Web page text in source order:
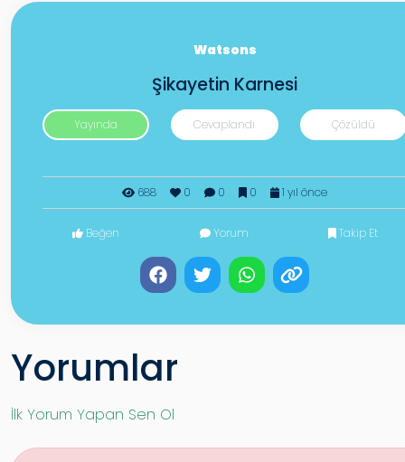
Watsons
Şikayetin Karnesi
Yayında Cevaplandı Çözüldü
688 0 0 0 1 yıl önce
Beğen Yorum Takip Et
Yorumlar
İlk Yorum Yapan Sen Ol